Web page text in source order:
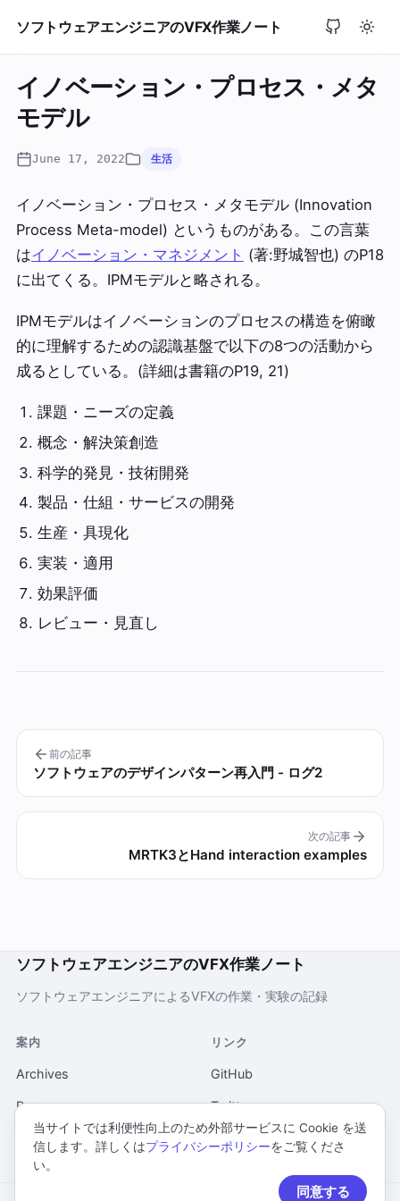
ソフトウェアエンジニアのVFX作業ノート
イノベーション・プロセス・メタ
モデル
June 17, 2022 生活
イノベーション・プロセス・メタモデル (Innovation
Process Meta-model) というものがある。この言葉
はイノベーション・マネジメント (著:野城智也) のP18
に出てくる。IPMモデルと略される。
IPMモデルはイノベーションのプロセスの構造を俯瞰
的に理解するための認識基盤で以下の8つの活動から
成るとしている。(詳細は書籍のP19, 21)
課題・ニーズの定義
概念・解決策創造
科学的発見・技術開発
製品・仕組・サービスの開発
生産・具現化
実装・適用
効果評価
レビュー・見直し
前の記事
ソフトウェアのデザインパターン再入門 - ログ2
次の記事
MRTK3とHand interaction examples
ソフトウェアエンジニアのVFX作業ノート
ソフトウェアエンジニアによるVFXの作業・実験の記録
案内
Archives
Pages
当ウェブサイトについて
プライバシーポリシー
リンク
GitHub
Twitter
当サイトでは利便性向上のため外部サービスに Cookie を送
信します。詳しくはプライバシーポリシーをご覧くださ
い。
同意する